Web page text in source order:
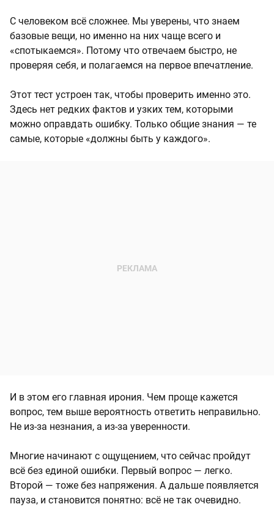
С человеком всё сложнее. Мы уверены, что знаем
базовые вещи, но именно на них чаще всего и
«спотыкаемся». Потому что отвечаем быстро, не
проверяя себя, и полагаемся на первое впечатление.
Этот тест устроен так, чтобы проверить именно это.
Здесь нет редких фактов и узких тем, которыми
можно оправдать ошибку. Только общие знания — те
самые, которые «должны быть у каждого».
И в этом его главная ирония. Чем проще кажется
вопрос, тем выше вероятность ответить неправильно.
Не из-за незнания, а из-за уверенности.
Многие начинают с ощущением, что сейчас пройдут
всё без единой ошибки. Первый вопрос — легко.
Второй — тоже без напряжения. А дальше появляется
пауза, и становится понятно: всё не так очевидно.